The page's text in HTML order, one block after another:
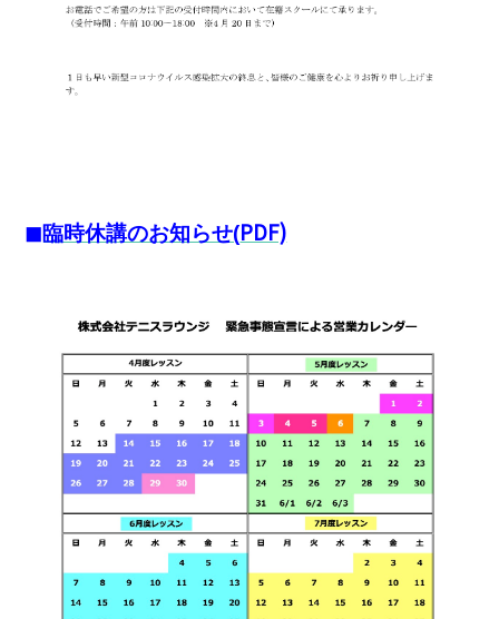
◼︎臨時休講のお知らせ(PDF)